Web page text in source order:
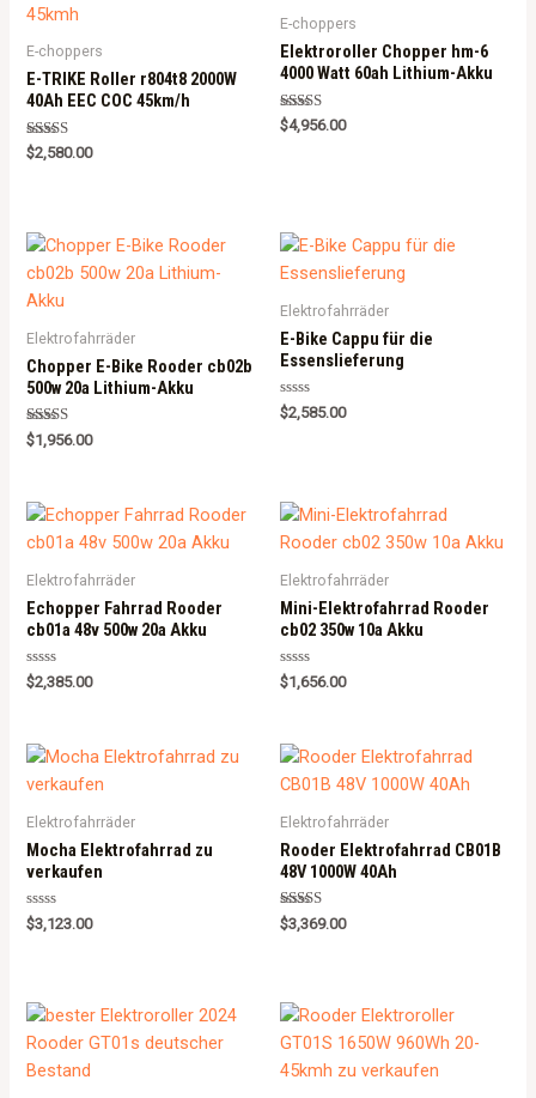
E-choppers
E-TRIKE Roller r804t8 2000W
40Ah EEC COC 45km/h
Rated
5.00
$2,580.00
E-choppers
Elektroroller Chopper hm-6
4000 Watt 60ah Lithium-Akku
Rated
5.00
$4,956.00
Elektrofahrräder
Chopper E-Bike Rooder cb02b
500w 20a Lithium-Akku
Rated
5.00
$1,956.00
Elektrofahrräder
E-Bike Cappu für die
Essenslieferung
Rated
0
$2,585.00
Elektrofahrräder
Echopper Fahrrad Rooder
cb01a 48v 500w 20a Akku
Rated
0
$2,385.00
Elektrofahrräder
Mini-Elektrofahrrad Rooder
cb02 350w 10a Akku
Rated
0
$1,656.00
Elektrofahrräder
Mocha Elektrofahrrad zu
verkaufen
Rated
0
$3,123.00
Elektrofahrräder
Rooder Elektrofahrrad CB01B
48V 1000W 40Ah
Rated
5.00
$3,369.00